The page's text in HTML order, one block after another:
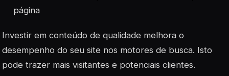
página
Investir em conteúdo de qualidade melhora o
desempenho do seu site nos motores de busca. Isto
pode trazer mais visitantes e potenciais clientes.